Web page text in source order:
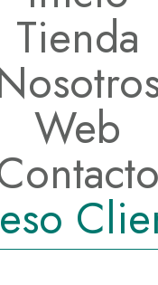
Tienda
Web